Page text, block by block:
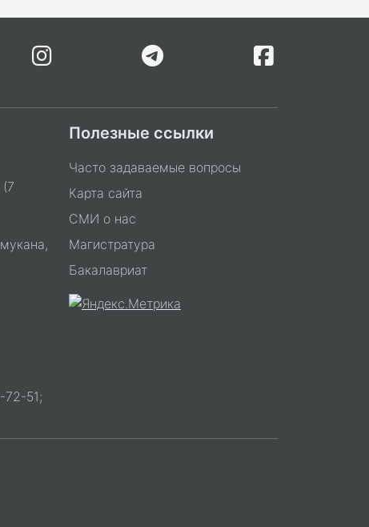
51;
Полезные ссылки
Часто задаваемые вопросы
Карта сайта
СМИ о нас
Магистратура
Бакалавриат